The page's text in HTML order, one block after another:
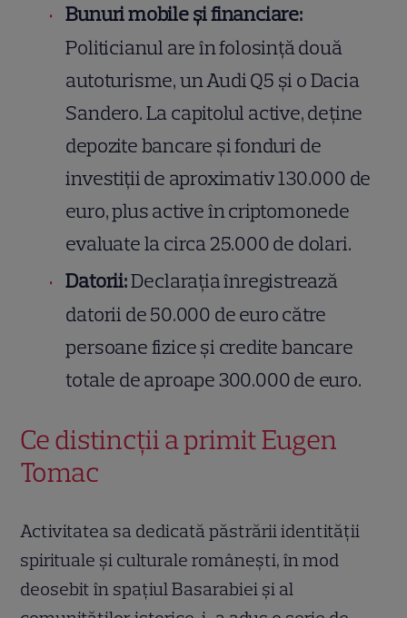
Bunuri mobile și financiare:
Politicianul are în folosință două
autoturisme, un Audi Q5 și o Dacia
Sandero. La capitolul active, deține
depozite bancare și fonduri de
investiții de aproximativ 130.000 de
euro, plus active în criptomonede
evaluate la circa 25.000 de dolari.
Datorii:Declarația înregistrează
datorii de 50.000 de euro către
persoane fizice și credite bancare
totale de aproape 300.000 de euro.
Ce distincții a primit Eugen
Tomac
Activitatea sa dedicată păstrării identității
spirituale și culturale românești, în mod
deosebit în spațiul Basarabiei și al